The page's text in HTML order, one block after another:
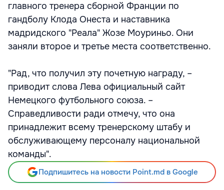
главного тренера сборной Франции по
гандболу Клода Онеста и наставника
мадридского "Реала" Жозе Моуриньо. Они
заняли второе и третье места соответственно.
"Рад, что получил эту почетную награду, –
приводит слова Лева официальный сайт
Немецкого футбольного союза. –
Справедливости ради отмечу, что она
принадлежит всему тренерскому штабу и
обслуживающему персоналу национальной
команды".
Подпишитесь на новости Point.md в Google